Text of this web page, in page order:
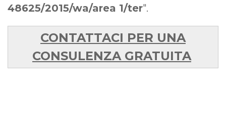
48625/2015/wa/area 1/ter".
CONTATTACI PER UNA
CONSULENZA GRATUITA